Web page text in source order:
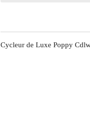
Cycleur de Luxe Poppy